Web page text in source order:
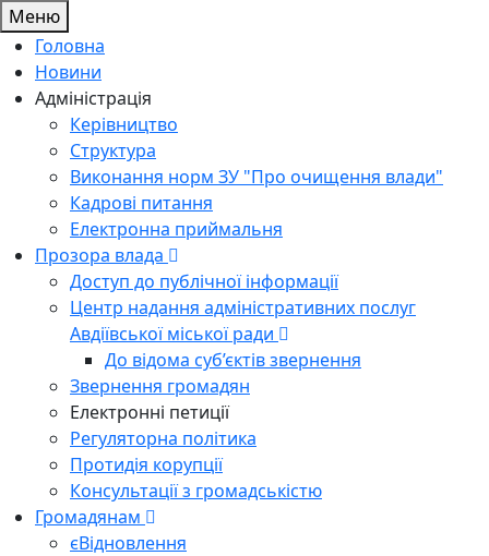
Меню
Головна
Новини
Адміністрація
Керівництво
Структура
Виконання норм ЗУ "Про очищення влади"
Кадрові питання
Електронна приймальня
Прозора влада
Доступ до публічної інформації
Центр надання адміністративних послуг
Авдіївської міської ради
До відома суб’єктів звернення
Звернення громадян
Електронні петиції
Регуляторна політика
Протидія корупції
Консультації з громадськістю
Громадянам
єВідновлення